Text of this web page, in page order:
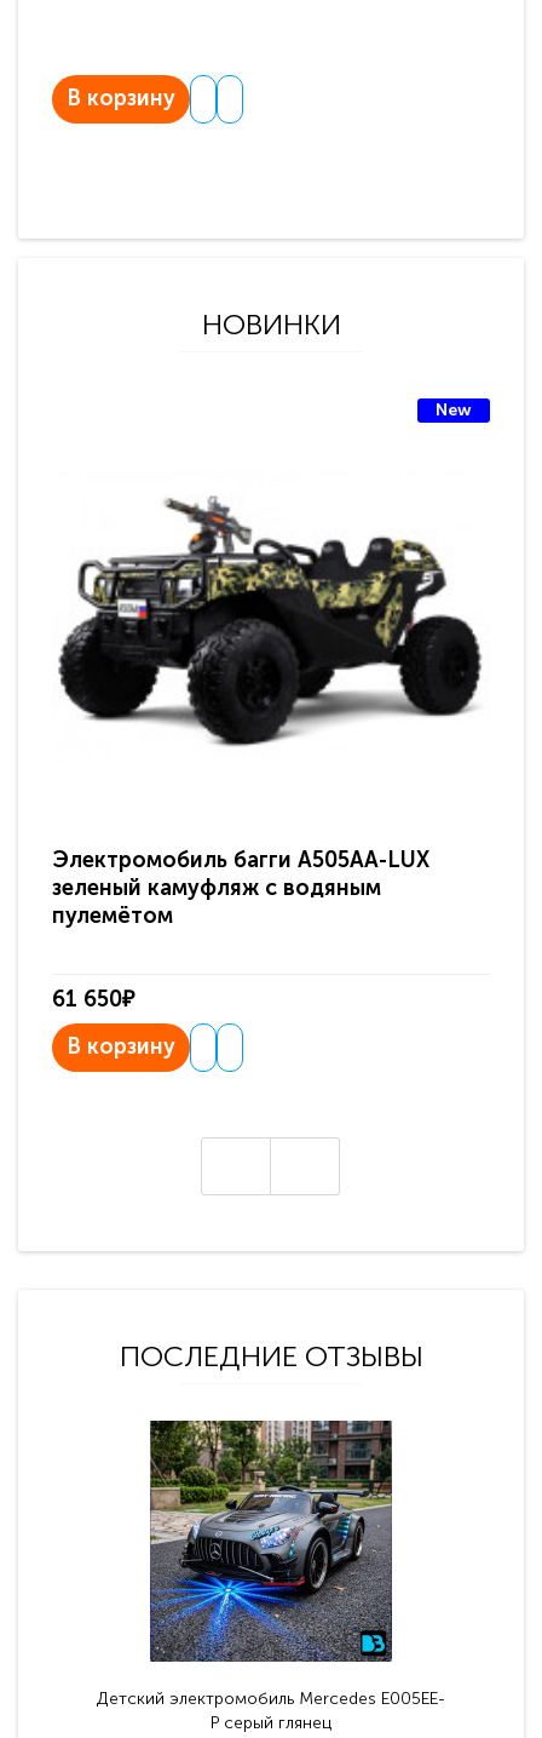
В корзину
НОВИНКИ
New
Электромобиль багги A505AA-LUX
зеленый камуфляж с водяным
пулемётом
61 650₽
В корзину
ПОСЛЕДНИЕ ОТЗЫВЫ
Детский электромобиль Mercedes E005EE-
P серый глянец